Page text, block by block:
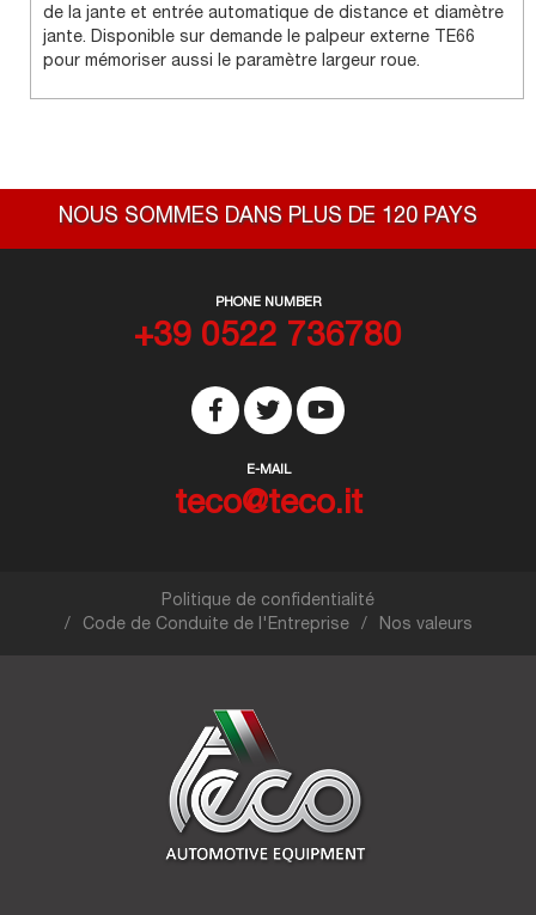
de la jante et entrée automatique de distance et diamètre
jante. Disponible sur demande le palpeur externe TE66
pour mémoriser aussi le paramètre largeur roue.
NOUS SOMMES DANS PLUS DE 120 PAYS
PHONE NUMBER
+39 0522 736780
E-MAIL
teco@teco.it
Politique de confidentialité
Code de Conduite de l'Entreprise
Nos valeurs